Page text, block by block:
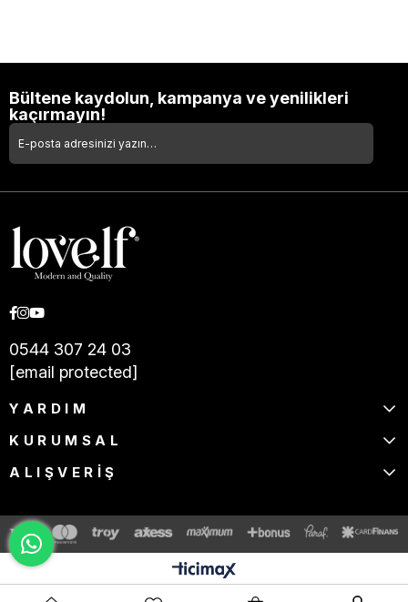
Bültene kaydolun, kampanya ve yenilikleri
kaçırmayın!
0544 307 24 03
[email protected]
YARDIM
KURUMSAL
ALIŞVERİŞ